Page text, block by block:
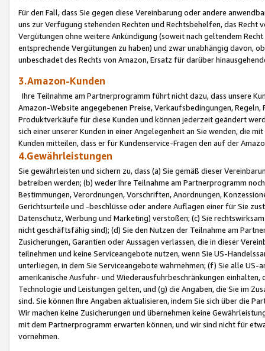
Für den Fall, dass Sie gegen diese Vereinbarung oder andere
uns zur Verfügung stehenden Rechten und Rechtsbehelfen, das
Vergütungen ohne weitere Ankündigung (soweit nach geltendem
entsprechende Vergütungen zu haben) und zwar unabhängig davon,
unbeschadet des Rechts von Amazon, Ersatz für darüber
3.Amazon-Kunden
Ihre Teilnahme am Partnerprogramm führt nicht dazu, dass unsere
Amazon-Website angegebenen Preise, Verkaufsbedingungen,
Produktverkäufe für diese Kunden und können jederzeit geändert
sich einer unserer Kunden in einer Angelegenheit an Sie wenden, die
Kunden mitteilen, dass er für Kundenservice-Fragen den auf der
4.Gewährleistungen
Sie gewährleisten und sichern zu, dass (a) Sie gemäß dieser
betreiben werden; (b) weder Ihre Teilnahme am Partnerprogramm
Bestimmungen, Verordnungen, Vorschriften, Anordnungen,
Gerichtsurteile und -beschlüsse oder andere Auflagen einer für Sie
Datenschutz, Werbung und Marketing) verstoßen; (c) Sie
nicht geschäftsfähig sind); (d) Sie den Nutzen der Teilnahme am
Zusicherungen, Garantien oder Aussagen verlassen, die in dieser
teilnehmen und keine Serviceangebote nutzen, wenn Sie US-
unterliegen, in dem Sie Serviceangebote wahrnehmen; (f) Sie alle
amerikanische Ausfuhr- und Wiederausfuhrbeschränkungen
Technologie und Leistungen gelten, und (g) die Angaben, die Sie im
sind. Sie können Ihre Angaben aktualisieren, indem Sie sich über die
Wir machen keine Zusicherungen und übernehmen keine
mit dem Partnerprogramm erwarten können, und wir sind nicht für
vornehmen.